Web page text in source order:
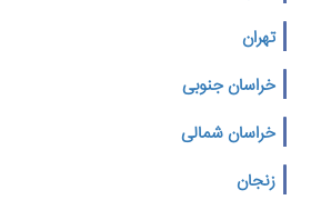
تهران
خراسان جنوبی
خراسان شمالی
زنجان